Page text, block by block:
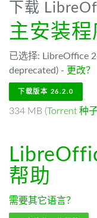
下载
主安装程
已选择: LibreOffice
deprecated) - 更改？
下载版本 26.2.0
334 MB (Torrent 种
帮助
需要其它语言？